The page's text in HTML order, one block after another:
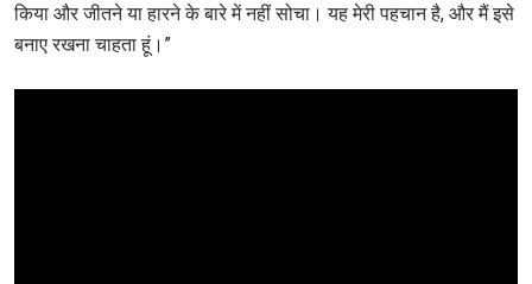
किया और जीतने या हारने के बारे में नहीं सोचा। यह मेरी पहचान है, और मैं इसे
बनाए रखना चाहता हूं।”